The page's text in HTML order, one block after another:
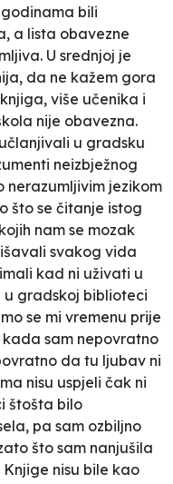
bili
a lista obavezne
U srednjoj je
da ne kažem gora
više učenika i
nije obavezna.
u gradsku
neizbježnog
nerazumljivim jezikom
što se čitanje istog
nam se mozak
svakog vida
kad ni uživati u
u gradskoj biblioteci
se mi vremenu prije
sam nepovratno
da tu ljubav ni
nisu uspjeli čak ni
štošta bilo
pa sam ozbiljno
što sam nanjušila
nisu bile kao